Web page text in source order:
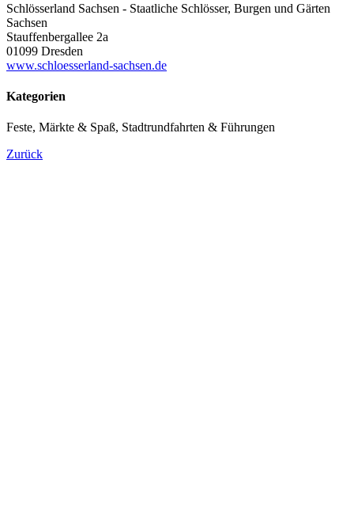
Schlösserland Sachsen - Staatliche Schlösser, Burgen und Gärten
Sachsen
Stauffenbergallee 2a
01099 Dresden
www.schloesserland-sachsen.de
Kategorien
Feste, Märkte & Spaß, Stadtrundfahrten & Führungen
Zurück